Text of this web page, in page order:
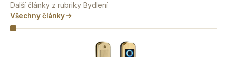
Další články z rubriky Bydlení
Všechny články